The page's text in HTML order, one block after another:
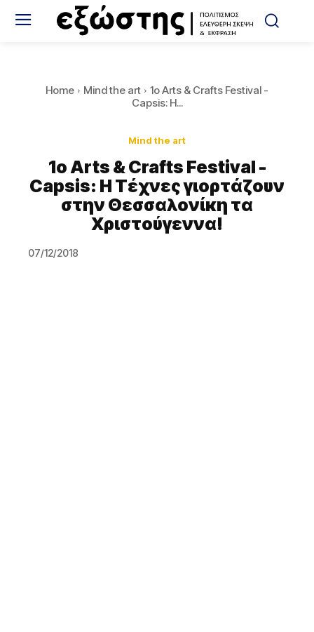
Home Mind the art
1o Arts & Crafts Festival -
Capsis: Η...
Mind the art
1o Arts & Crafts Festival -
Capsis: Η Τέχνες γιορτάζουν
στην Θεσσαλονίκη τα
Χριστούγεννα!
07/12/2018